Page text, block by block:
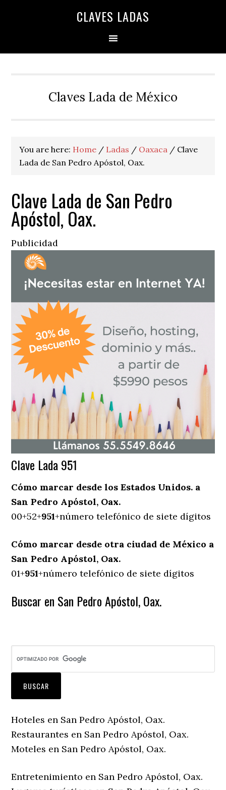
CLAVES LADAS
Claves Lada de México
You are here: Home / Ladas / Oaxaca / Clave
Lada de San Pedro Apóstol, Oax.
Clave Lada de San Pedro
Apóstol, Oax.
Publicidad
Clave Lada 951
Cómo marcar desde los Estados Unidos. a
San Pedro Apóstol, Oax.
00+52+951+número telefónico de siete dígitos
Cómo marcar desde otra ciudad de México a
San Pedro Apóstol, Oax.
01+951+número telefónico de siete dígitos
Buscar en San Pedro Apóstol, Oax.
Hoteles en San Pedro Apóstol, Oax.
Restaurantes en San Pedro Apóstol, Oax.
Moteles en San Pedro Apóstol, Oax.
Entretenimiento en San Pedro Apóstol, Oax.